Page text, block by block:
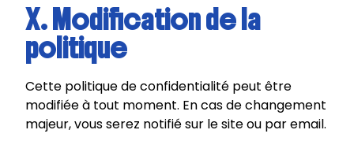
X. Modification de la
politique
Cette politique de confidentialité peut être
modifiée à tout moment. En cas de changement
majeur, vous serez notifié sur le site ou par email.